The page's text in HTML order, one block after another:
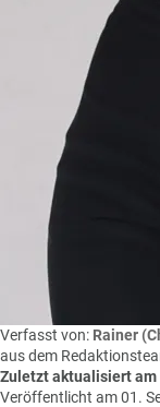
Verfasst von: Rainer
aus dem
Zuletzt aktualisiert am
Veröffentlicht am 01.